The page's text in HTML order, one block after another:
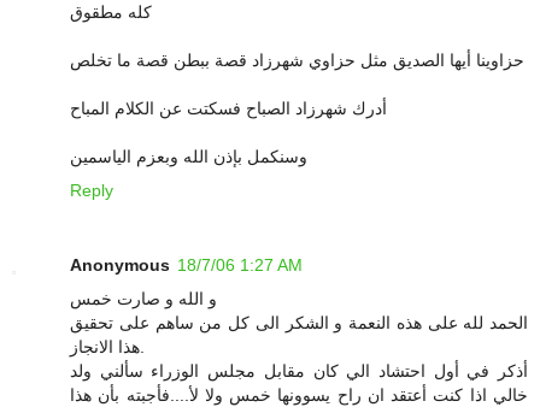
كله مطقوق
حزاوينا أيها الصديق مثل حزاوي شهرزاد قصة ببطن قصة ما تخلص
أدرك شهرزاد الصباح فسكتت عن الكلام المباح
وسنكمل بإذن الله وبعزم الياسمين
Reply
Anonymous 18/7/06 1:27 AM
و الله و صارت خمس
الحمد لله على هذه النعمة و الشكر الى كل من ساهم على تحقيق
أذكر في أول احتشاد الي كان مقابل مجلس الوزراء سألني ولد
خالي اذا كنت أعتقد ان راح يسوونها خمس ولا لأ....فأجبته بأن هذا